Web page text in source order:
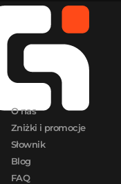
Firma
O nas
Zniżki i promocje
Słownik
Blog
FAQ